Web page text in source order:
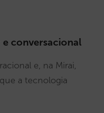
e conversacional
e, na Mirai,
a tecnologia